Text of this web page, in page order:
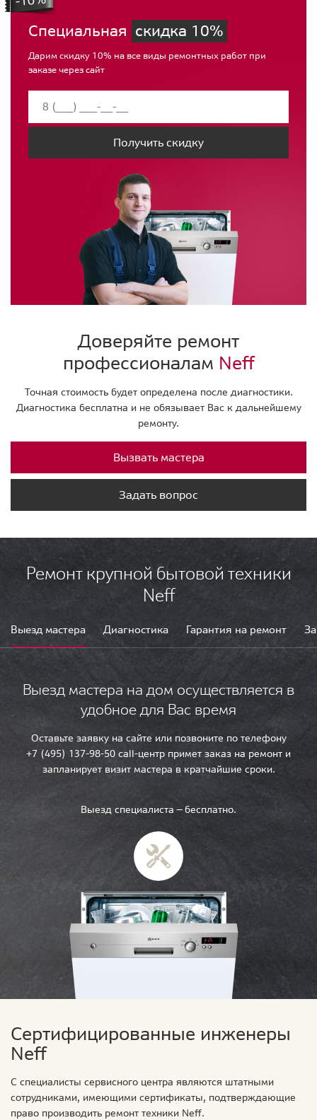
Специальная скидка 10%
Дарим скидку 10% на все виды ремонтных работ при
заказе через сайт
Получить скидку
Доверяйте ремонт
профессионалам Neff
Точная стоимость будет определена после диагностики.
Диагностика бесплатна и не обязывает Вас к дальнейшему
ремонту.
Вызвать мастера
Задать вопрос
Ремонт крупной бытовой техники
Neff
Выезд мастера Диагностика Гарантия на ремонт
Выезд мастера на дом осуществляется в
удобное для Вас время
Оставьте заявку на сайте или позвоните по телефону
+7 (495) 137-98-50 call-центр примет заказ на ремонт и
запланирует визит мастера в кратчайшие сроки.
Выезд специалиста — бесплатно.
Сертифицированные инженеры
Neff
С специалисты сервисного центра являются штатными
сотрудниками, имеющими сертификаты, подтверждающие
право производить ремонт техники Neff.